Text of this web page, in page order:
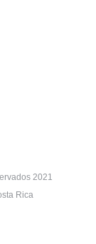
2021
Rica